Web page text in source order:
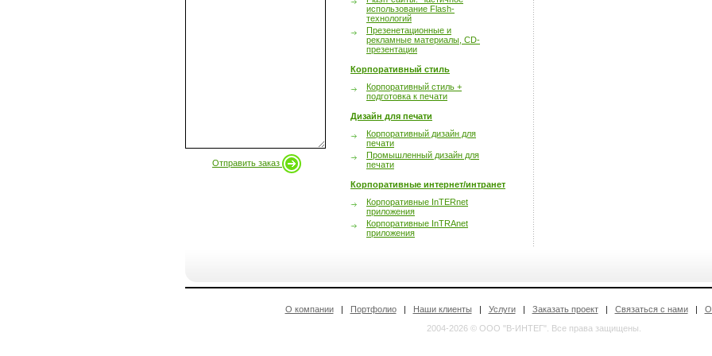
Отправить заказ
использование Flash-
технологий
Презенетационные и
рекламные материалы, CD-
презентации
Корпоративный стиль
Корпоративный стиль +
подготовка к печати
Дизайн для печати
Корпоративный дизайн для
печати
Промышленный дизайн для
печати
Корпоративные интернет/интранет
Корпоративные InTERnet
приложения
Корпоративные InTRAnet
приложения
О компании| Портфолио| Наши клиенты | Услуги| Заказать проект| Связаться с нами|
2004-2026 © ООО "В-ИНТЕГ". Все права защищены.